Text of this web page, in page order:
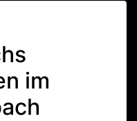
im